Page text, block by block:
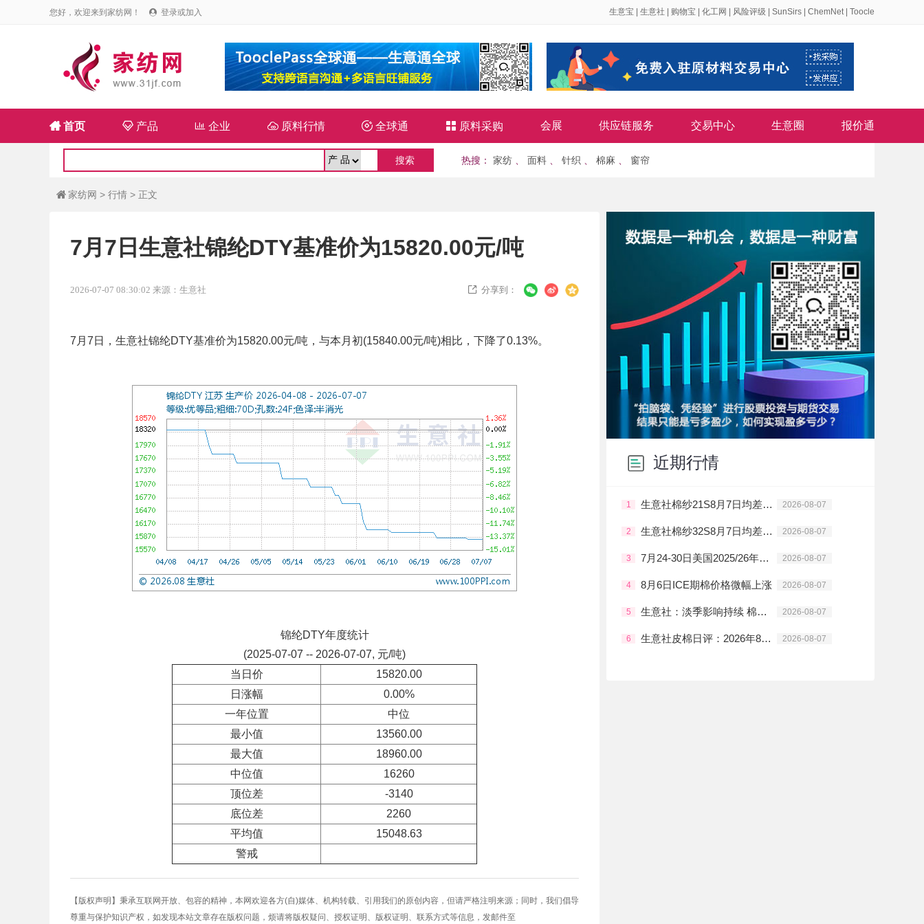
您好，欢迎来到家纺网！  登录或加入 生意宝 生意社 购物宝 化工网 风险评级 SunSirs ChemNet| Toocle
首页 产品  企业 原料行情  全球通  原料采购 会展 供应链服务 交易中心 生意圈 报价通
热搜 ： 家纺 面料 针织 棉麻 窗帘
 家纺网 > 行情 > 正文
7月7日生意社锦纶DTY基准价为15820.00元/吨
2026-07-07 08:30:02 来源：生意社  分享到：
7月7日，生意社锦纶DTY基准价为15820.00元/吨，与本月初(15840.00元/吨)相比，下降了0.13%。
锦纶DTY年度统计
(2025-07-07 -- 2026-07-07, 元/吨)
当日价
15820.00
日涨幅
0.00%
一年位置
中位
最小值
13560.00
最大值
18960.00
中位值
16260
顶位差
-3140
底位差
2260
平均值
15048.63
警戒
【版权声明】秉承互联网开放、包容的精神，本网欢迎各方(自)媒体、机构转载、引用我们的原创内容，但请严格注明来源；同时，我们倡导
尊重与保护知识产权，如发现本站文章存在版权问题，烦请将版权疑问、授权证明、版权证明、联系方式等信息，发邮件至
近期行情
1 生意社棉纱21S8月7日均差为-15.00元/吨 由负向扩大转为缩小 2026-08-07
2 生意社棉纱32S8月7日均差为-22.50元/吨 由负向扩大转为缩小 2026-08-07
3 7月24-30日美国2025/26年度陆地棉净出口签约量创年度新低 2026-08-07
4 8月6日ICE期棉价格微幅上涨 2026-08-07
5 生意社：淡季影响持续 棉纱需求清淡 2026-08-07
6 生意社皮棉日评：2026年8月6日上涨趋势明显 2026-08-07